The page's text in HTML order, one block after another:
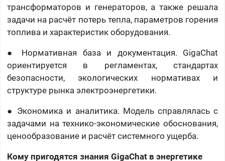
трансформаторов и генераторов, а также решала
задачи на расчёт потерь тепла, параметров горения
топлива и характеристик оборудования.
● Нормативная база и документация. GigaChat
ориентируется в регламентах, стандартах
безопасности, экологических нормативах и
структуре рынка электроэнергетики.
● Экономика и аналитика. Модель справлялась с
задачами на технико-экономические обоснования,
ценообразование и расчёт системного ущерба.
Кому пригодятся знания GigaChatв энергетике